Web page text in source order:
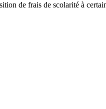
de frais de scolarité à